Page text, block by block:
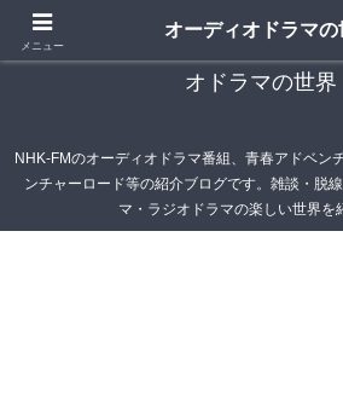
青春アドベンチャー雑記帳～オ
オドラマの世界
NHK-FMのオーディオドラマ番組、青春アドベン
ンチャーロード等の紹介ブログです。雑談・脱
マ・ラジオドラマの楽しい世界を
メニュー
オーディオドラマの